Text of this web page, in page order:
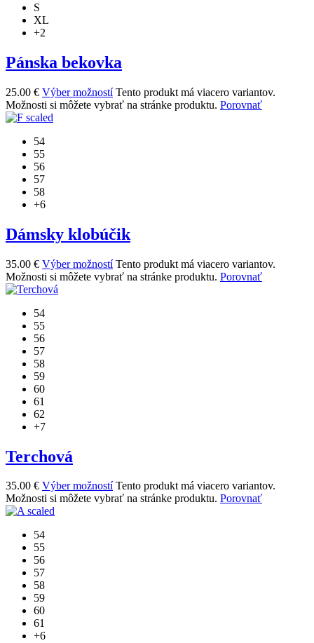
S
XL
+2
Pánska bekovka
25.00 € Výber možností Tento produkt má viacero variantov.
Možnosti si môžete vybrať na stránke produktu. Porovnať
54
55
56
57
58
+6
Dámsky klobúčik
35.00 € Výber možností Tento produkt má viacero variantov.
Možnosti si môžete vybrať na stránke produktu. Porovnať
54
55
56
57
58
59
60
61
62
+7
Terchová
35.00 € Výber možností Tento produkt má viacero variantov.
Možnosti si môžete vybrať na stránke produktu. Porovnať
54
55
56
57
58
59
60
61
+6